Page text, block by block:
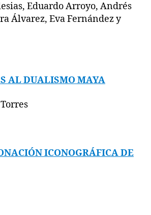
Eduardo Arroyo, Andrés
Álvarez, Eva Fernández y
AL DUALISMO MAYA
ICONOGRÁFICA DE